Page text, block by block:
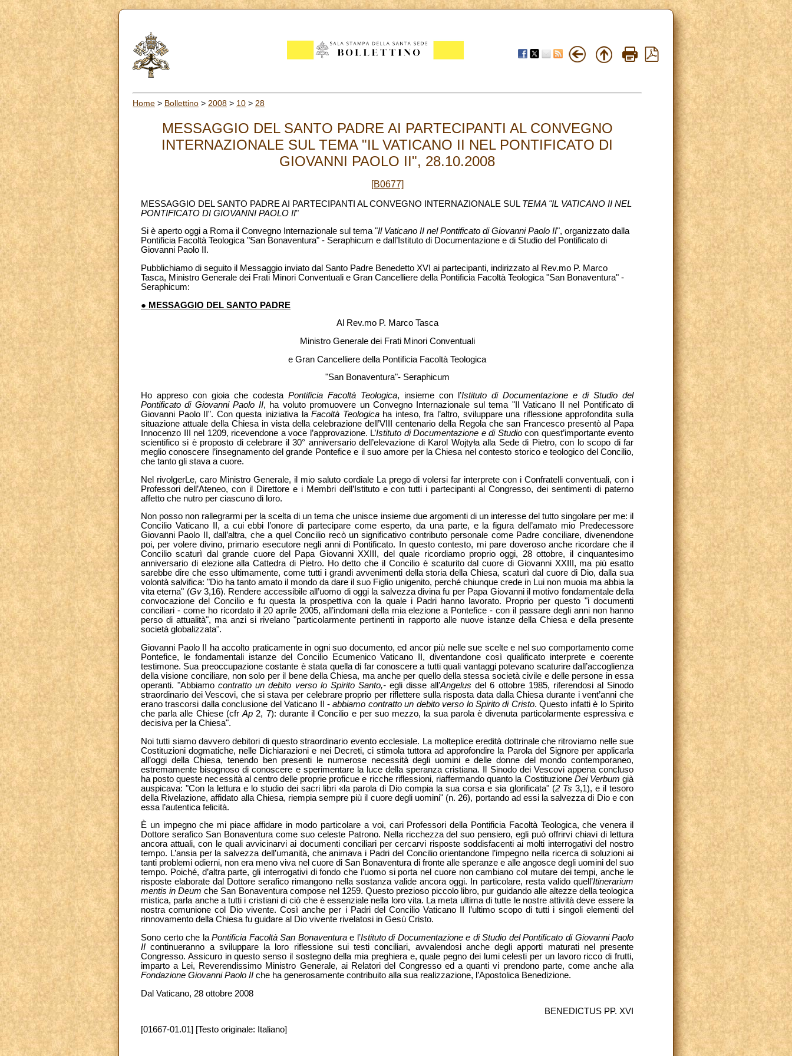
Home > Bollettino > 2008 > 10 > 28
MESSAGGIO DEL SANTO PADRE AI PARTECIPANTI AL CONVEGNO
INTERNAZIONALE SUL TEMA "IL VATICANO II NEL PONTIFICATO DI
GIOVANNI PAOLO II", 28.10.2008
[B0677]
MESSAGGIO DEL SANTO PADRE AI PARTECIPANTI AL CONVEGNO INTERNAZIONALE SUL TEMA "IL VATICANO II NEL
PONTIFICATO DI GIOVANNI PAOLO II"
Si è aperto oggi a Roma il Convegno Internazionale sul tema "Il Vaticano II nel Pontificato di Giovanni Paolo II", organizzato dalla
Pontificia Facoltà Teologica "San Bonaventura" - Seraphicum e dall’Istituto di Documentazione e di Studio del Pontificato di
Giovanni Paolo II.
Pubblichiamo di seguito il Messaggio inviato dal Santo Padre Benedetto XVI ai partecipanti, indirizzato al Rev.mo P. Marco
Tasca, Ministro Generale dei Frati Minori Conventuali e Gran Cancelliere della Pontificia Facoltà Teologica "San Bonaventura" -
Seraphicum:
● MESSAGGIO DEL SANTO PADRE
Al Rev.mo P. Marco Tasca
Ministro Generale dei Frati Minori Conventuali
e Gran Cancelliere della Pontificia Facoltà Teologica
"San Bonaventura"- Seraphicum
Ho appreso con gioia che codesta Pontificia Facoltà Teologica, insieme con l’Istituto di Documentazione e di Studio del
Pontificato di Giovanni Paolo II, ha voluto promuovere un Convegno Internazionale sul tema "Il Vaticano II nel Pontificato di
Giovanni Paolo II". Con questa iniziativa laFacoltà Teologicaha inteso, fra l’altro, sviluppare una riflessione approfondita sulla
situazione attuale della Chiesa in vista della celebrazione dell’VIII centenario della Regola che san Francesco presentò al Papa
Innocenzo III nel 1209, ricevendone a voce l’approvazione. L’Istituto di Documentazione e di Studiocon quest’importante evento
scientifico si è proposto di celebrare il 30° anniversario dell’elevazione di Karol Wojtyła alla Sede di Pietro, con lo scopo di far
meglio conoscere l’insegnamento del grande Pontefice e il suo amore per la Chiesa nel contesto storico e teologico del Concilio,
che tanto gli stava a cuore.
Nel rivolgerLe, caro Ministro Generale, il mio saluto cordiale La prego di volersi far interprete con i Confratelli conventuali, con i
Professori dell’Ateneo, con il Direttore e i Membri dell’Istituto e con tutti i partecipanti al Congresso, dei sentimenti di paterno
affetto che nutro per ciascuno di loro.
Non posso non rallegrarmi per la scelta di un tema che unisce insieme due argomenti di un interesse del tutto singolare per me: il
Concilio Vaticano II, a cui ebbi l’onore di partecipare come esperto, da una parte, e la figura dell’amato mio Predecessore
Giovanni Paolo II, dall’altra, che a quel Concilio recò un significativo contributo personale come Padre conciliare, divenendone
poi, per volere divino, primario esecutore negli anni di Pontificato. In questo contesto, mi pare doveroso anche ricordare che il
Concilio scaturì dal grande cuore del Papa Giovanni XXIII, del quale ricordiamo proprio oggi, 28 ottobre, il cinquantesimo
anniversario di elezione alla Cattedra di Pietro. Ho detto che il Concilio è scaturito dal cuore di Giovanni XXIII, ma più esatto
sarebbe dire che esso ultimamente, come tutti i grandi avvenimenti della storia della Chiesa, scaturì dal cuore di Dio, dalla sua
volontà salvifica: "Dio ha tanto amato il mondo da dare il suo Figlio unigenito, perché chiunque crede in Lui non muoia ma abbia la
vita eterna" (Gv3,16). Rendere accessibile all’uomo di oggi la salvezza divina fu per Papa Giovanni il motivo fondamentale della
convocazione del Concilio e fu questa la prospettiva con la quale i Padri hanno lavorato. Proprio per questo "i documenti
conciliari - come ho ricordato il 20 aprile 2005, all’indomani della mia elezione a Pontefice - con il passare degli anni non hanno
perso di attualità", ma anzi si rivelano "particolarmente pertinenti in rapporto alle nuove istanze della Chiesa e della presente
società globalizzata".
Giovanni Paolo II ha accolto praticamente in ogni suo documento, ed ancor più nelle sue scelte e nel suo comportamento come
Pontefice, le fondamentali istanze del Concilio Ecumenico Vaticano II, diventandone così qualificato interprete e coerente
testimone. Sua preoccupazione costante è stata quella di far conoscere a tutti quali vantaggi potevano scaturire dall’accoglienza
della visione conciliare, non solo per il bene della Chiesa, ma anche per quello della stessa società civile e delle persone in essa
operanti. "Abbiamocontratto un debito verso lo Spirito Santo,-egli disse all’Angelus del 6 ottobre 1985, riferendosi al Sinodo
straordinario dei Vescovi, che si stava per celebrare proprio per riflettere sulla risposta data dalla Chiesa durante i vent’anni che
erano trascorsi dalla conclusione del Vaticano II -abbiamo contratto un debito verso lo Spirito di Cristo. Questo infatti è lo Spirito
che parla alle Chiese (cfrAp 2, 7): durante il Concilio e per suo mezzo, la sua parola è divenuta particolarmente espressiva e
decisiva per la Chiesa".
Noi tutti siamo davvero debitori di questo straordinario evento ecclesiale. La molteplice eredità dottrinale che ritroviamo nelle sue
Costituzioni dogmatiche, nelle Dichiarazioni e nei Decreti, ci stimola tuttora ad approfondire la Parola del Signore per applicarla
all’oggi della Chiesa, tenendo ben presenti le numerose necessità degli uomini e delle donne del mondo contemporaneo,
estremamente bisognoso di conoscere e sperimentare la luce della speranza cristiana. Il Sinodo dei Vescovi appena concluso
ha posto queste necessità al centro delle proprie proficue e ricche riflessioni, riaffermando quanto la CostituzioneDei Verbumgià
auspicava: "Con la lettura e lo studio dei sacri libri «la parola di Dio compia la sua corsa e sia glorificata" (2 Ts 3,1), e il tesoro
della Rivelazione, affidato alla Chiesa, riempia sempre più il cuore degli uomini" (n. 26), portando ad essi la salvezza di Dio e con
essa l’autentica felicità.
È un impegno che mi piace affidare in modo particolare a voi, cari Professori della Pontificia Facoltà Teologica, che venera il
Dottore serafico San Bonaventura come suo celeste Patrono. Nella ricchezza del suo pensiero, egli può offrirvi chiavi di lettura
ancora attuali, con le quali avvicinarvi ai documenti conciliari per cercarvi risposte soddisfacenti ai molti interrogativi del nostro
tempo. L’ansia per la salvezza dell’umanità, che animava i Padri del Concilio orientandone l’impegno nella ricerca di soluzioni ai
tanti problemi odierni, non era meno viva nel cuore di San Bonaventura di fronte alle speranze e alle angosce degli uomini del suo
tempo. Poiché, d’altra parte, gli interrogativi di fondo che l’uomo si porta nel cuore non cambiano col mutare dei tempi, anche le
risposte elaborate dal Dottore serafico rimangono nella sostanza valide ancora oggi. In particolare, resta valido quell’Itinerarium
mentis in Deum che San Bonaventura compose nel 1259. Questo prezioso piccolo libro, pur guidando alle altezze della teologica
mistica, parla anche a tutti i cristiani di ciò che è essenziale nella loro vita. La meta ultima di tutte le nostre attività deve essere la
nostra comunione col Dio vivente. Così anche per i Padri del Concilio Vaticano II l’ultimo scopo di tutti i singoli elementi del
rinnovamento della Chiesa fu guidare al Dio vivente rivelatosi in Gesù Cristo.
Sono certo che laPontificia Facoltà San Bonaventurae l’Istituto di Documentazione e di Studio del Pontificato di Giovanni Paolo
II continueranno a sviluppare la loro riflessione sui testi conciliari, avvalendosi anche degli apporti maturati nel presente
Congresso. Assicuro in questo senso il sostegno della mia preghiera e, quale pegno dei lumi celesti per un lavoro ricco di frutti,
imparto a Lei, Reverendissimo Ministro Generale, ai Relatori del Congresso ed a quanti vi prendono parte, come anche alla
Fondazione Giovanni Paolo II che ha generosamente contribuito alla sua realizzazione, l’Apostolica Benedizione.
Dal Vaticano, 28 ottobre 2008
BENEDICTUS PP. XVI
[01667-01.01] [Testo originale: Italiano]